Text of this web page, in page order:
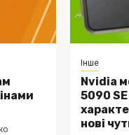
Інше
Nvidia
5090
нові